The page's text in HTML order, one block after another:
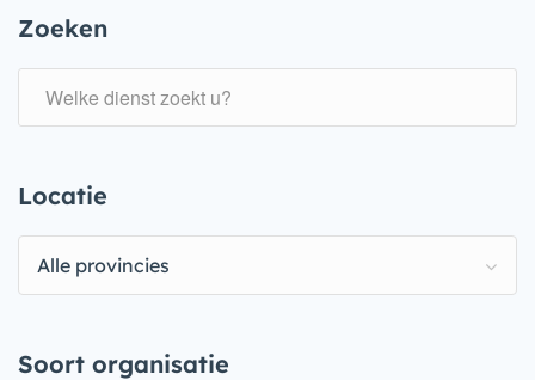
Zoeken
Locatie
Alle provincies
Soort organisatie